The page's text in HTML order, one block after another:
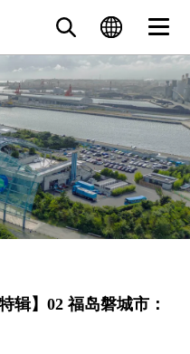
辑】02 福岛磐城市：